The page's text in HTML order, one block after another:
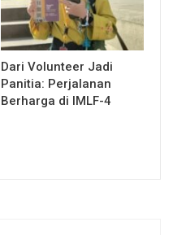
Dari Volunteer Jadi
Panitia: Perjalanan
Berharga di IMLF-4